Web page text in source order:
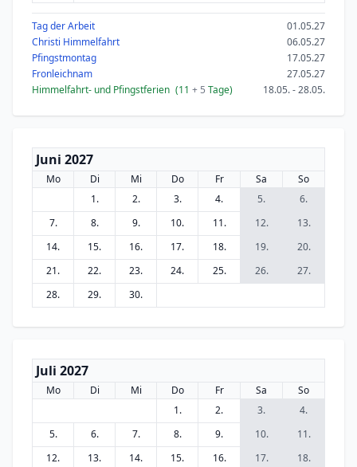
Tag der Arbeit
01.05.27
Christi Himmelfahrt
06.05.27
Pfingstmontag
17.05.27
Fronleichnam
27.05.27
Himmelfahrt- und Pfingstferien (11 + 5 Tage) 18.05. - 28.05.
Juni 2027
Mo Di Mi Do Fr Sa
So
1.
2. 3. 4. 5.
6.
7.
8. 9. 10. 11. 12.
13.
14.
15. 16. 17. 18. 19.
20.
21.
22. 23. 24. 25. 26.
27.
28.
29. 30.
Juli 2027
Mo Di Mi Do Fr Sa
So
1.
2. 3.
4.
5.
6. 7. 8. 9. 10.
11.
12.
13. 14. 15. 16. 17.
18.